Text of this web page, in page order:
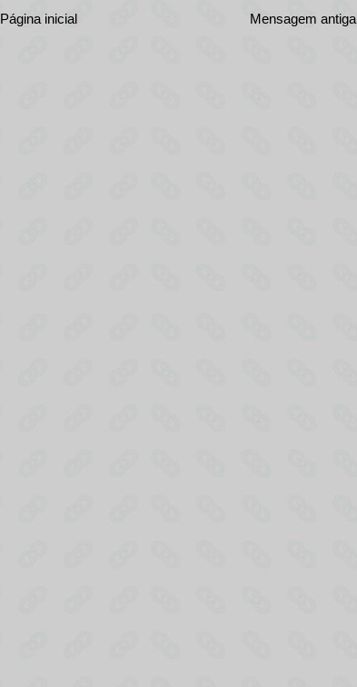
Mensagem antiga
Página inicial